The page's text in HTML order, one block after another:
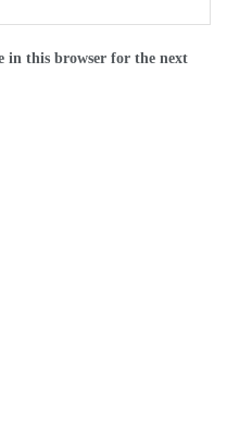
in this browser for the next